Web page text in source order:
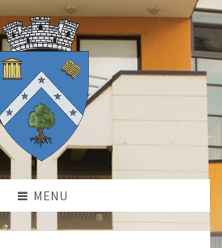
MENU